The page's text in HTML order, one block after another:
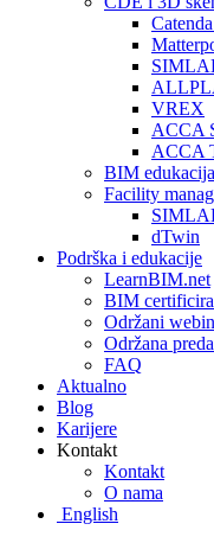
VREX
ACCA
ACCA
BIM
Facility
dTwin
Podrška i edukacije
LearnBIM.net
BIM
Održani
Održana
FAQ
Aktualno
Blog
Karijere
Kontakt
Kontakt
O nama
English